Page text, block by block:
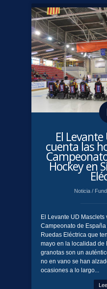
El
cuenta las
Hockey en
Noticia /
El Levante UD Masclets
Campeonato de
Ruedas Eléctrica que
mayo en la localidad de
granotas son un
no en vano se han
ocasiones a lo largo...